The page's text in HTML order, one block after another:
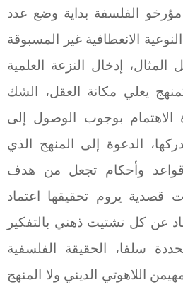
الفلسفة بداية وضع عدد
الانعطافية غير المسبوقة
إدخال النزعة العلمية
يعلي مكانة العقل، الشك
الاهتمام بوجوب الوصول إلى
الدعوة إلى المنهج الذي
وأحكام تجعل من هدف
قصدية يروم تحقيقها اعتماد
عن كل تشتيت ذهني بالتفكير
سلفا، الحقيقة الفلسفية
اللاهوتي الديني ولا المنهج